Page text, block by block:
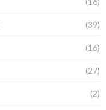
(39)
(16)
(27)
(2)